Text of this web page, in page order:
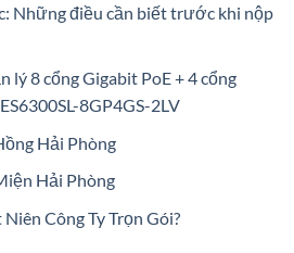
Những điều cần biết trước khi nộp
lý 8 cổng Gigabit PoE + 4 cổng
8GP4GS-2LV
Hải Phòng
Hải Phòng
Công Ty Trọn Gói?